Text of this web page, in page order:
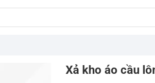
Xả kho áo cầu